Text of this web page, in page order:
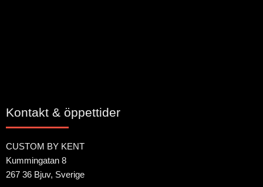
Kontakt & öppettider
CUSTOM BY KENT
Kummingatan 8
267 36 Bjuv, Sverige